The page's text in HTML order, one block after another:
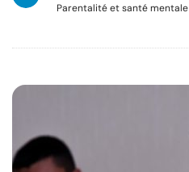
Parentalité et santé mentale